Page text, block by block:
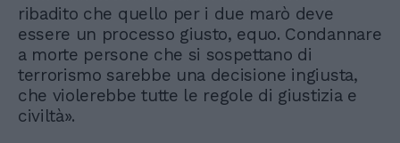
ribadito che quello per i due marò deve
essere un processo giusto, equo. Condannare
a morte persone che si sospettano di
terrorismo sarebbe una decisione ingiusta,
che violerebbe tutte le regole di giustizia e
civiltà».